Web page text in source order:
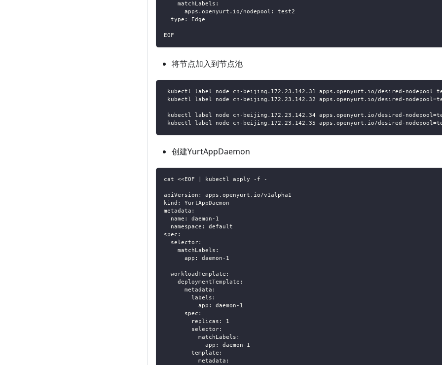
    matchLabels:
      apps.openyurt.io/nodepool: test2
  type: Edge
EOF
将节点加入到节点池
kubectl label node cn-beijing.172.23.142.31 apps.openyurt.io/desired-
kubectl label node cn-beijing.172.23.142.32 apps.openyurt.io/desired-
kubectl label node cn-beijing.172.23.142.34 apps.openyurt.io/desired-
kubectl label node cn-beijing.172.23.142.35 apps.openyurt.io/desired-
创建YurtAppDaemon
cat <<EOF | kubectl apply -f -
apiVersion: apps.openyurt.io/v1alpha1
kind: YurtAppDaemon
metadata:
  name: daemon-1
  namespace: default
spec:
  selector:
    matchLabels:
      app: daemon-1
  workloadTemplate:
    deploymentTemplate:
      metadata:
        labels:
          app: daemon-1
      spec:
        replicas: 1
        selector:
          matchLabels:
            app: daemon-1
        template:
          metadata: